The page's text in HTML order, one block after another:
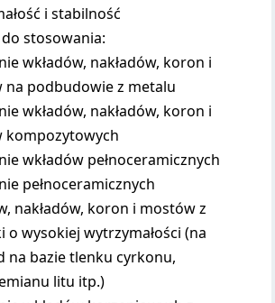
i stabilność
stosowania:
wkładów, nakładów, koron i
na podbudowie z metalu
wkładów, nakładów, koron i
kompozytowych
wkładów pełnoceramicznych
pełnoceramicznych
nakładów, koron i mostów z
o wysokiej wytrzymałości (na
na bazie tlenku cyrkonu,
litu itp.)